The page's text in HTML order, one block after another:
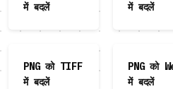
में बदलें
में बदलें
PNG को TIFF
में बदलें
PNG को
में बदलें